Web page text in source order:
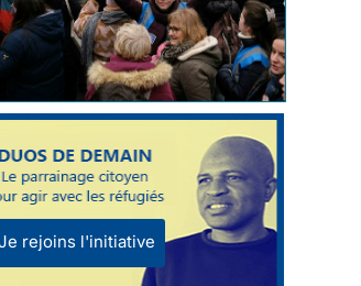
rejoins l'initiative